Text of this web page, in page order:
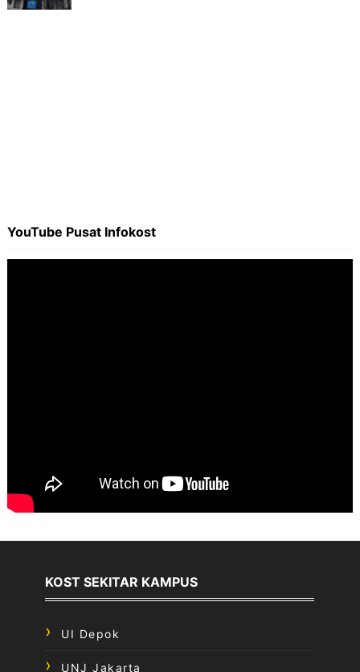
YouTube Pusat Infokost
KOST SEKITAR KAMPUS
UI Depok
UNJ Jakarta